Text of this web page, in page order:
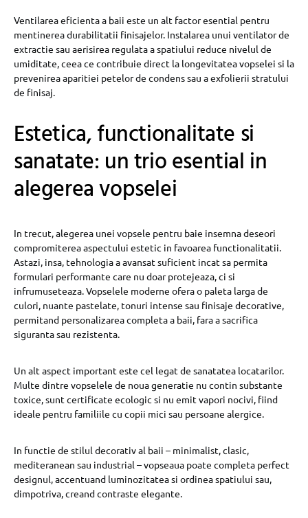
Ventilarea eficienta a baii este un alt factor esential pentru
mentinerea durabilitatii finisajelor. Instalarea unui ventilator de
extractie sau aerisirea regulata a spatiului reduce nivelul de
umiditate, ceea ce contribuie direct la longevitatea vopselei si la
prevenirea aparitiei petelor de condens sau a exfolierii stratului
de finisaj.
Estetica, functionalitate si
sanatate: un trio esential in
alegerea vopselei
In trecut, alegerea unei vopsele pentru baie insemna deseori
compromiterea aspectului estetic in favoarea functionalitatii.
Astazi, insa, tehnologia a avansat suficient incat sa permita
formulari performante care nu doar protejeaza, ci si
infrumuseteaza. Vopselele moderne ofera o paleta larga de
culori, nuante pastelate, tonuri intense sau finisaje decorative,
permitand personalizarea completa a baii, fara a sacrifica
siguranta sau rezistenta.
Un alt aspect important este cel legat de sanatatea locatarilor.
Multe dintre vopselele de noua generatie nu contin substante
toxice, sunt certificate ecologic si nu emit vapori nocivi, fiind
ideale pentru familiile cu copii mici sau persoane alergice.
In functie de stilul decorativ al baii – minimalist, clasic,
mediteranean sau industrial – vopseaua poate completa perfect
designul, accentuand luminozitatea si ordinea spatiului sau,
dimpotriva, creand contraste elegante.